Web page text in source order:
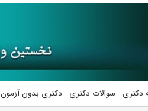
دکتری سوالات دکتری دکتری بدون آزمون